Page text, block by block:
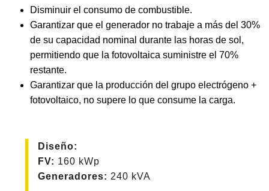
Disminuir el consumo de combustible.
Garantizar que el generador no trabaje a más del 30%
de su capacidad nominal durante las horas de sol,
permitiendo que la fotovoltaica suministre el 70%
restante.
Garantizar que la producción del grupo electrógeno +
fotovoltaico, no supere lo que consume la carga.
Diseño:
FV: 160 kWp
Generadores: 240 kVA